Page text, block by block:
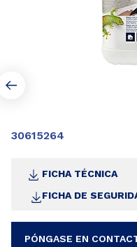
30615264
FICHA TÉCNICA
FICHA DE
PÓNGASE EN